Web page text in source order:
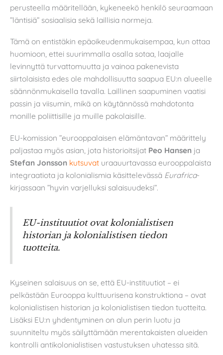
perusteella määritellään, kykeneekö henkilö seuraamaan
”läntisiä” sosiaalisia sekä laillisia normeja.
Tämä on entistäkin epäoikeudenmukaisempaa, kun ottaa
huomioon, ettei suurimmalla osalla sotaa, laajalle
levinnyttä turvattomuutta ja vainoa pakenevista
siirtolaisista edes ole mahdollisuutta saapua EU:n alueelle
säännönmukaisella tavalla. Laillinen saapuminen vaatisi
passin ja viisumin, mikä on käytännössä mahdotonta
monille poliittisille ja muille pakolaisille.
EU-komission ”eurooppalaisen elämäntavan” määrittely
paljastaa myös asian, jota historioitsijat Peo Hansen ja
Stefan Jonsson kutsuvat uraauurtavassa eurooppalaista
integraatiota ja kolonialismia käsittelevässä Eurafrica-
kirjassaan ”hyvin varjelluksi salaisuudeksi”.
EU-instituutiot ovat kolonialistisen
historian ja kolonialistisen tiedon
tuotteita.
Kyseinen salaisuus on se, että EU-instituutiot – ei
pelkästään Eurooppa kulttuurisena konstruktiona – ovat
kolonialistisen historian ja kolonialistisen tiedon tuotteita.
Lisäksi EU:n yhdentyminen on alun perin luotu ja
suunniteltu myös säilyttämään merentakaisten alueiden
kontrolli antikolonialistisen vastustuksen uhatessa sitä.